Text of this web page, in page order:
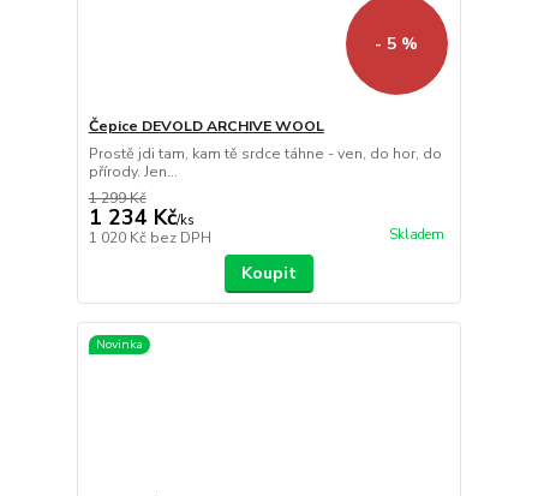
- 5 %
Čepice DEVOLD ARCHIVE WOOL
Prostě jdi tam, kam tě srdce táhne - ven, do hor, do
přírody. Jen...
1 299 Kč
1 234 Kč/ks
1 020 Kč bez DPH Skladem
Koupit
Novinka